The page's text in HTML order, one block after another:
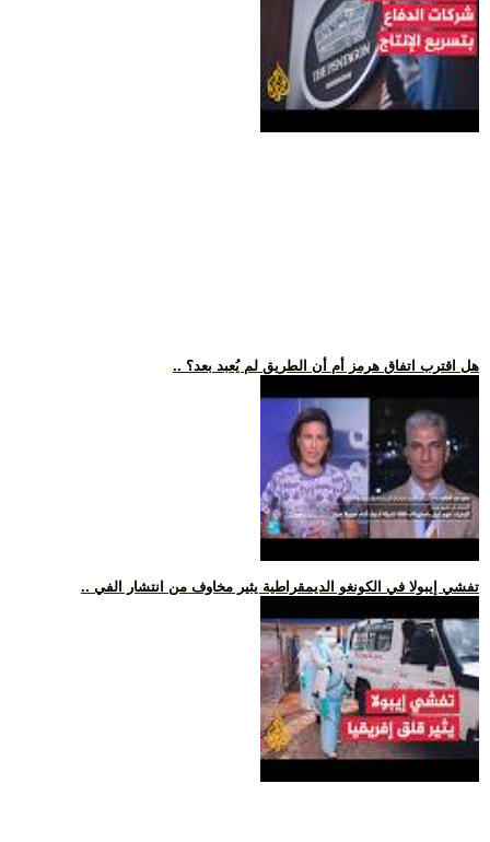
.. هل اقترب اتفاق هرمز أم أن الطريق لم يُعبد بعد؟
.. تفشي إيبولا في الكونغو الديمقراطية يثير مخاوف من انتشار الفي